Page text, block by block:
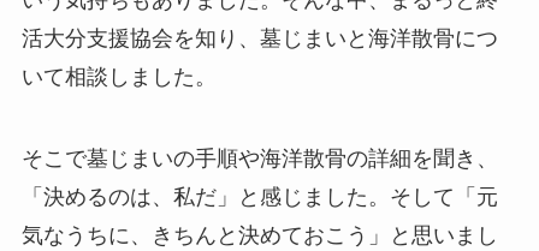
活大分支援協会を知り、墓じまいと海洋散骨につ
いて相談しました。
そこで墓じまいの手順や海洋散骨の詳細を聞き、
「決めるのは、私だ」と感じました。そして「元
気なうちに、きちんと決めておこう」と思いまし